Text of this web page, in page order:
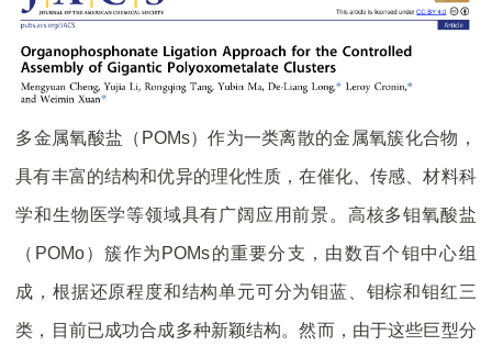
多金属氧酸盐（POMs）作为一类离散的金属氧簇化合物，
具有丰富的结构和优异的理化性质，在催化、传感、材料科
学和生物医学等领域具有广阔应用前景。高核多钼氧酸盐
（POMo）簇作为POMs的重要分支，由数百个钼中心组
成，根据还原程度和结构单元可分为钼蓝、钼棕和钼红三
类，目前已成功合成多种新颖结构。然而，由于这些巨型分